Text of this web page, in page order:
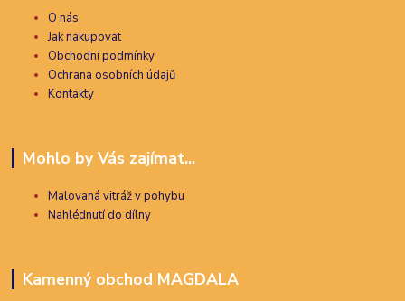
O nás
Jak nakupovat
Obchodní podmínky
Ochrana osobních údajů
Kontakty
Mohlo by Vás zajímat...
Malovaná vitráž v pohybu
Nahlédnutí do dílny
Kamenný obchod MAGDALA